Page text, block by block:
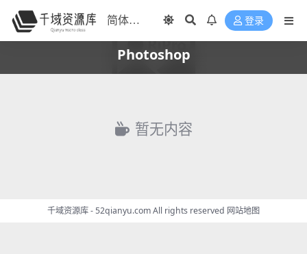
登录
Photoshop
暂无内容
千域资源库 - 52qianyu.com All rights reserved 网站地图